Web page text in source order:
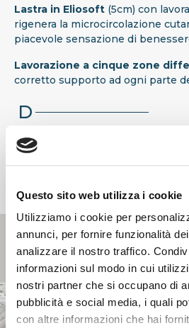
Questo sito web utilizza i cookie
Utilizziamo i cookie per
annunci, per fornire funzionalità
analizzare il nostro traffico.
informazioni sul modo in cui
nostri partner che si occupano di
pubblicità e social media, i quali
con altre informazioni che hai
Lastra in Eliosoft (5cm) con
rigenera la microcircolazione
piacevole sensazione di
Lavorazione a cinque zone
corretto supporto ad ogni parte
D
Struttura prodotto
La lastra in Elioform(16 cm),